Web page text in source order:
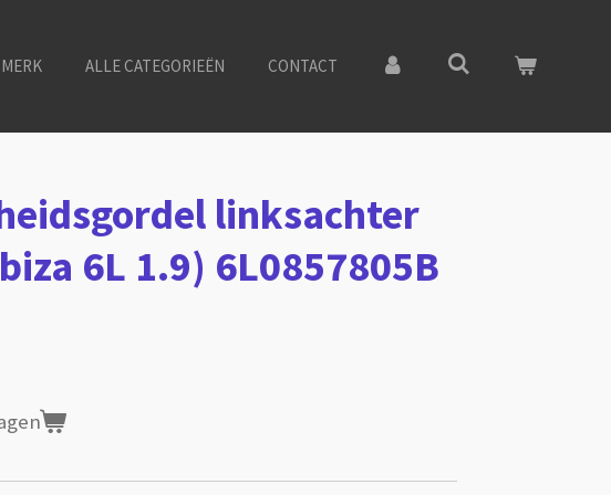
ALLE CATEGORIEËN CONTACT
linksachter
6L 1.9) 6L0857805B